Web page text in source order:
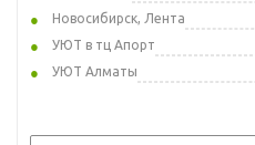
Новосибирск, Лента
УЮТ в тц Апорт
УЮТ Алматы